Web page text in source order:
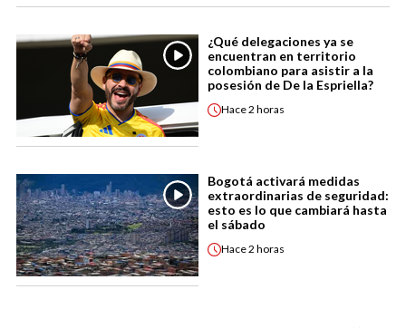
¿Qué delegaciones ya se
encuentran en territorio
colombiano para asistir a la
posesión de De la Espriella?
Hace2 horas
Bogotá activará medidas
extraordinarias de seguridad:
esto es lo que cambiará hasta
el sábado
Hace2 horas